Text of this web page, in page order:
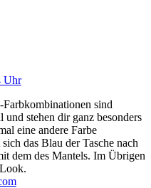
Uhr
sind
stehen dir ganz besonders
eine andere Farbe
das Blau der Tasche nach
dem des Mantels. Im Übrigen